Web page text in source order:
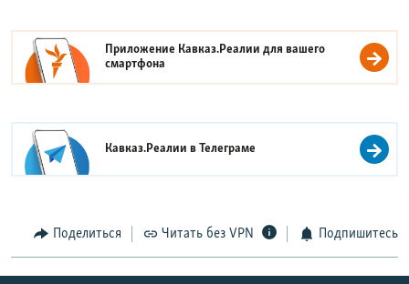
Приложение Кавказ.Реалии для вашего
смартфона
Кавказ.Реалии вТелеграме
Поделиться Читать без VPN Подпишитесь